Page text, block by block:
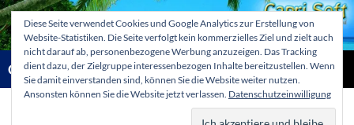
Zum
Inhalt
springen
Capri-Soft Knowledge database
Suchen
MENÜ
Diese Seite verwendet Cookies und Google Analytics zur Erstellung von
Website-Statistiken. Die Seite verfolgt kein kommerzielles Ziel und zielt auch
nicht darauf ab, personenbezogene Werbung anzuzeigen. Das Tracking
dient dazu, der Zielgruppe interessenbezogen Inhalte bereitzustellen. Wenn
Sie damit einverstanden sind, können Sie die Website weiter nutzen.
Ansonsten können Sie die Website jetzt verlassen. Datenschutzeinwilligung